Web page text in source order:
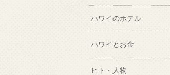
ハワイのホテル
ハワイとお金
ヒト・人物